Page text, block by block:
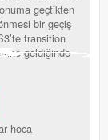
geçtikten
bir geçiş
transition
geldiğinde
hoca